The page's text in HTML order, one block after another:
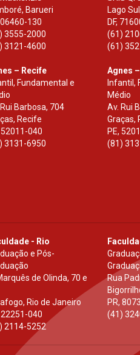
Barueri
06460-130
3555-2000
3121-4600
Lago
DF,
(61)
(61)
– Recife
Fundamental e
Barbosa, 704
Recife
52011-040
3131-6950
Agnes
Infantil,
Médio
Av. Rui
Graças,
PE,
(81)
- Rio
e Pós-
de Olinda, 70 e
Rio de Janeiro
22251-040
2114-5252
Rua
PR,
(41)